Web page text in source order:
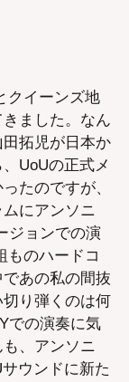
クイーンズ地
ました。なん
拓児が日本か
UoUの正式メ
たのですが、
にアンソニ
ジョンでの演
ものハードコ
あの私の間抜
り弾くのは何
での演奏に気
、アンソニ
ウンドに新た